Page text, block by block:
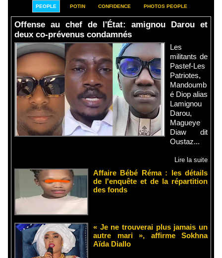
PEOPLE POTIN CONFIDENCE PHOTOS PEOPLE
Offense au chef de l'État: amignou Darou et
deux co-prévenus condamnés
Les
militants de
Pastef-Les
Patriotes,
Mandoumb
é Diop alias
Lamignou
Darou,
Magueye
Diaw dit
Oustaz...
Lire la suite
Affaire Bébé Réma : les détails
de l'enquête et de la répartition
des fonds
« Je ne trouverai plus jamais un
autre mari », affirme Sokhna
Aïda Diallo